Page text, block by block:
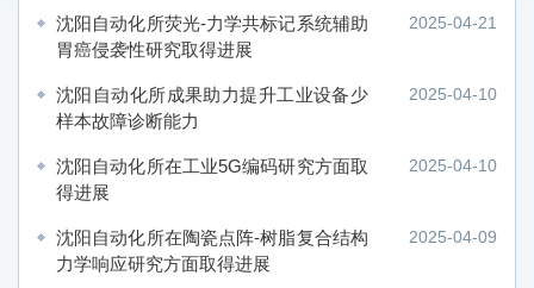
沈阳自动化所荧光-力学共标记系统辅助
胃癌侵袭性研究取得进展
2025-04-21
沈阳自动化所成果助力提升工业设备少
样本故障诊断能力
2025-04-10
沈阳自动化所在工业5G编码研究方面取
得进展
2025-04-10
沈阳自动化所在陶瓷点阵-树脂复合结构
力学响应研究方面取得进展
2025-04-09